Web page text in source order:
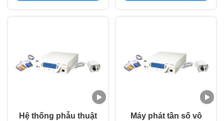
Hệ thống phẫu thuật
Máy phát tần số vô